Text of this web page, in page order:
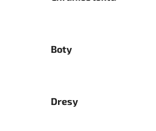
Boty
Dresy